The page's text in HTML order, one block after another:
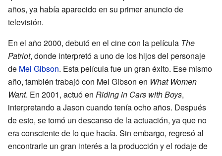
años, ya había aparecido en su primer anuncio de
televisión.
En el año 2000, debutó en el cine con la película The
Patriot, donde interpretó a uno de los hijos del personaje
de Mel Gibson. Esta película fue un gran éxito. Ese mismo
año, también trabajó con Mel Gibson en What Women
Want. En 2001, actuó en Riding in Cars with Boys,
interpretando a Jason cuando tenía ocho años. Después
de esto, se tomó un descanso de la actuación, ya que no
era consciente de lo que hacía. Sin embargo, regresó al
encontrarle un gran interés a la producción y el rodaje de